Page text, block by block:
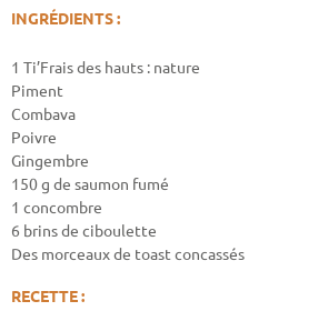
INGRÉDIENTS :
1 Ti’Frais des hauts : nature
Piment
Combava
Poivre
Gingembre
150 g de saumon fumé
1 concombre
6 brins de ciboulette
Des morceaux de toast concassés
RECETTE :